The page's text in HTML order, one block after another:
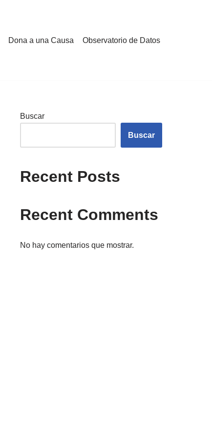
Dona a una Causa Observatorio de Datos
Buscar
Buscar
Recent Posts
Recent Comments
No hay comentarios que mostrar.